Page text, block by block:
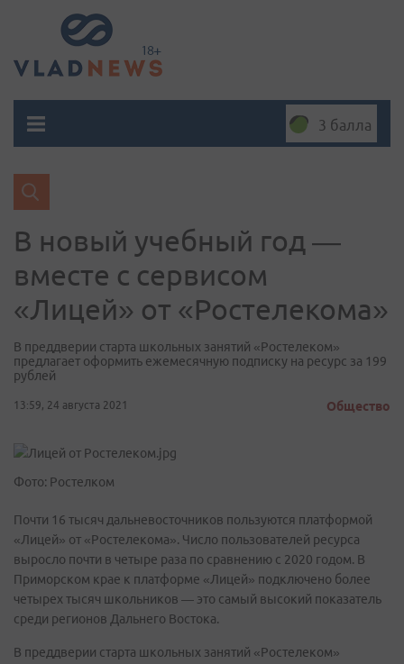
3 балла
В новый учебный год —
вместе с сервисом
«Лицей» от «Ростелекома»
В преддверии старта школьных занятий «Ростелеком»
предлагает оформить ежемесячную подписку на ресурс за 199
рублей
13:59, 24 августа 2021 Общество
Фото: Ростелком
Почти 16 тысяч дальневосточников пользуются платформой
«Лицей» от «Ростелекома». Число пользователей ресурса
выросло почти в четыре раза по сравнению с 2020 годом. В
Приморском крае к платформе «Лицей» подключено более
четырех тысяч школьников — это самый высокий показатель
среди регионов Дальнего Востока.
В преддверии старта школьных занятий «Ростелеком»